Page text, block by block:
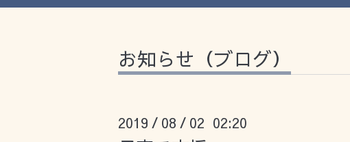
お知らせ（ブログ）
2019 / 08 / 02 02:20